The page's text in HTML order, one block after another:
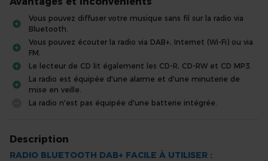
Description
RADIO BLUETOOTH DAB+ FACILE À UTILISER :
Vous pouvez diffuser votre musique sans fil sur la radio via
Bluetooth.
Vous pouvez écouter la radio via DAB+, Internet (Wi-Fi) ou via
FM.
Le lecteur de CD lit également les CD-R, CD-RW et CD MP3.
La radio est équipée d'une alarme et d'une minuterie de
mise en veille.
La radio n'est pas équipée d'une batterie intégrée.